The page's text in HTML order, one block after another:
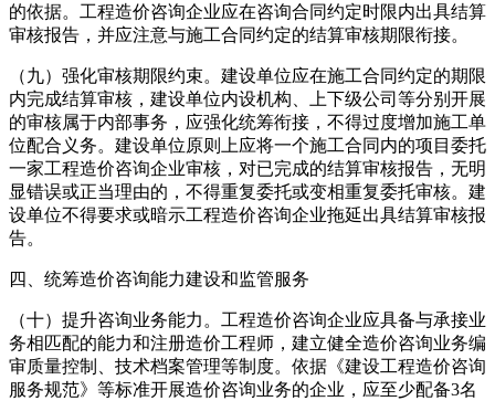
的依据。工程造价咨询企业应在咨询合同约定时限内出具结算
审核报告，并应注意与施工合同约定的结算审核期限衔接。
（九）强化审核期限约束。建设单位应在施工合同约定的期限
内完成结算审核，建设单位内设机构、上下级公司等分别开展
的审核属于内部事务，应强化统筹衔接，不得过度增加施工单
位配合义务。建设单位原则上应将一个施工合同内的项目委托
一家工程造价咨询企业审核，对已完成的结算审核报告，无明
显错误或正当理由的，不得重复委托或变相重复委托审核。建
设单位不得要求或暗示工程造价咨询企业拖延出具结算审核报
告。
四、统筹造价咨询能力建设和监管服务
（十）提升咨询业务能力。工程造价咨询企业应具备与承接业
务相匹配的能力和注册造价工程师，建立健全造价咨询业务编
审质量控制、技术档案管理等制度。依据《建设工程造价咨询
服务规范》等标准开展造价咨询业务的企业，应至少配备3名